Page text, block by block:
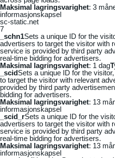
Maksimal lagringsvarighet: 3
informasjonskapsel
sc-static.net
7
_schn1Sets a unique ID for the
advertisers to target the visitor with
service is provided by third party
real-time bidding for advertisers.
Maksimal lagringsvarighet: 1 dag
_scidSets a unique ID for the
to target the visitor with relevant
provided by third party
bidding for advertisers.
Maksimal lagringsvarighet: 13
informasjonskapsel
_scid_rSets a unique ID for the
advertisers to target the visitor with
service is provided by third party
real-time bidding for advertisers.
Maksimal lagringsvarighet: 13
informasjonskapsel